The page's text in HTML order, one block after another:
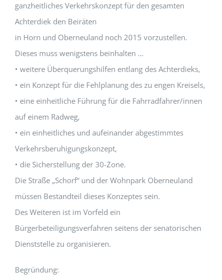
ganzheitliches Verkehrskonzept für den gesamten
Achterdiek den Beiräten
in Horn und Oberneuland noch 2015 vorzustellen.
Dieses muss wenigstens beinhalten …
• weitere Überquerungshilfen entlang des Achterdieks,
• ein Konzept für die Fehlplanung des zu engen Kreisels,
• eine einheitliche Führung für die Fahrradfahrer/innen
auf einem Radweg,
• ein einheitliches und aufeinander abgestimmtes
Verkehrsberuhigungskonzept,
• die Sicherstellung der 30-Zone.
Die Straße „Schorf“ und der Wohnpark Oberneuland
müssen Bestandteil dieses Konzeptes sein.
Des Weiteren ist im Vorfeld ein
Bürgerbeteiligungsverfahren seitens der senatorischen
Dienststelle zu organisieren.
Begründung: